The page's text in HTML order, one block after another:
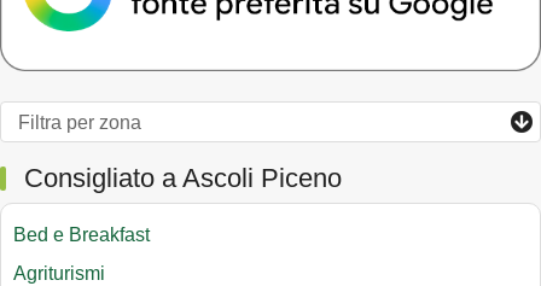
Consigliato a Ascoli Piceno
Bed e Breakfast
Agriturismi